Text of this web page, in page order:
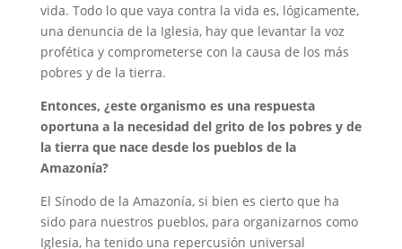
vida. Todo lo que vaya contra la vida es, lógicamente,
una denuncia de la Iglesia, hay que levantar la voz
profética y comprometerse con la causa de los más
pobres y de la tierra.
Entonces, ¿este organismo es una respuesta
oportuna a la necesidad del grito de los pobres y de
la tierra que nace desde los pueblos de la
Amazonía?
El Sínodo de la Amazonía, si bien es cierto que ha
sido para nuestros pueblos, para organizarnos como
Iglesia, ha tenido una repercusión universal